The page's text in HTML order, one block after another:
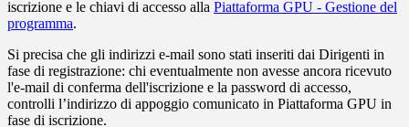
iscrizione e le chiavi di accesso alla Piattaforma GPU - Gestione del
programma.
Si precisa che gli indirizzi e-mail sono stati inseriti dai Dirigenti in
fase di registrazione: chi eventualmente non avesse ancora ricevuto
l'e-mail di conferma dell'iscrizione e la password di accesso,
controlli l’indirizzo di appoggio comunicato in Piattaforma GPU in
fase di iscrizione.